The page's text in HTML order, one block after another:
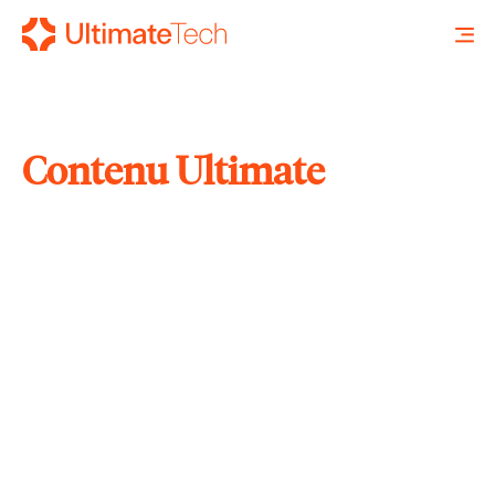
Contenu Ultimate